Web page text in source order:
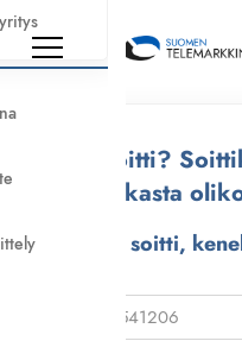
Kuka soitti?
tarkasta
Kuka soitti,